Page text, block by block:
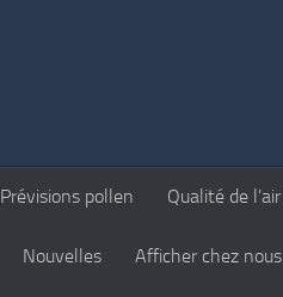
Prévisions pollen Qualité de l’air
Nouvelles Afficher chez nous